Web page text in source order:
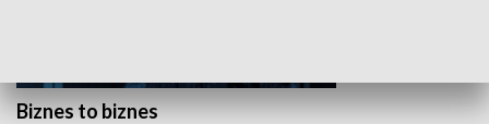
Biznes to biznes